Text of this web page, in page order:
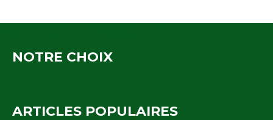
NOTRE CHOIX
ARTICLES POPULAIRES